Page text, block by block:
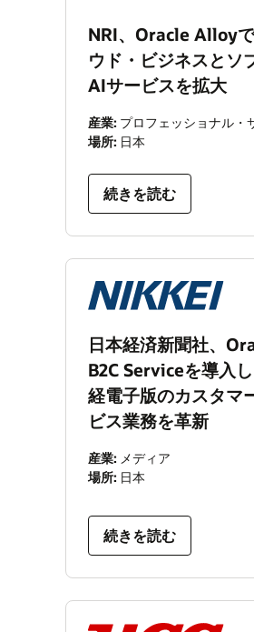
NRI、Oracle Alloy
ウド・ビジネスとソ
AIサービスを拡大
産業: プロフェッショナル・
場所: 日本
続きを読む
日本経済新聞社、
B2C Serviceを導入
経電子版のカスタマ
ビス業務を革新
産業: メディア
場所: 日本
続きを読む